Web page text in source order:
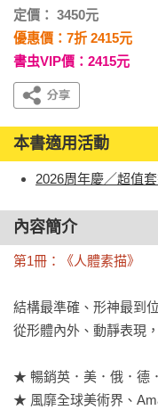
定價： 3450元
優惠價：7折 2415元
書虫VIP價：2415元
本書適用活動
2026周年慶／超值套
內容簡介
第1冊：《人體素描》
結構最準確、形神最到
從形體內外、動靜表現
★ 暢銷英．美．俄．德
★ 風靡全球美術界、